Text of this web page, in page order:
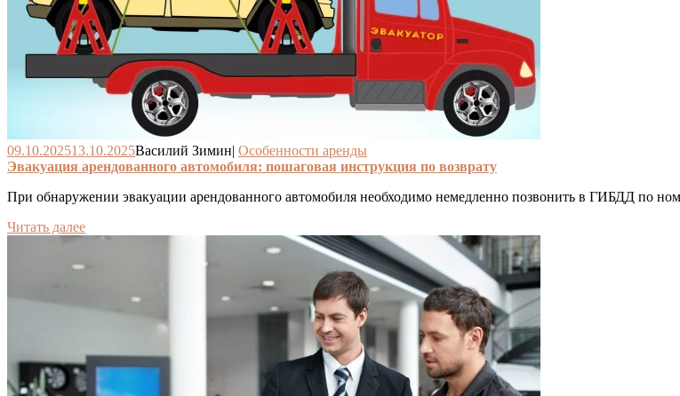
09.10.202513.10.2025Василий Зимин| Особенности аренды
Эвакуация арендованного автомобиля: пошаговая инструкция по возврату
При обнаружении эвакуации арендованного автомобиля необходимо немедленно позвонить в ГИБДД по
Читать далее